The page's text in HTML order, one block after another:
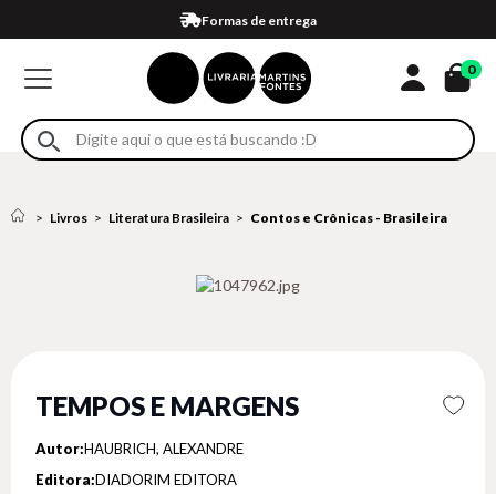
Formas de entrega
Compra 100% segura
Em até 4x sem juros no cartão*
Retire na loja
Eventos
0
Livros Literatura Brasileira Contos e Crônicas - Brasileira
TEMPOS E MARGENS
Autor:HAUBRICH, ALEXANDRE
Editora:DIADORIM EDITORA